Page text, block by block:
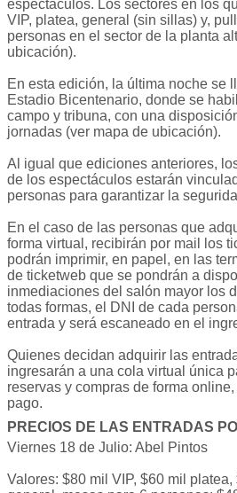
espectáculos. Los sectores en los
VIP, platea, general (sin sillas) y,
personas en el sector de la planta
ubicación).
En esta edición, la última noche se
Estadio Bicentenario, donde se
campo y tribuna, con una
jornadas (ver mapa de ubicación).
Al igual que ediciones anteriores,
de los espectáculos estarán
personas para garantizar la
En el caso de las personas que
forma virtual, recibirán por mail los
podrán imprimir, en papel, en las
de ticketweb que se pondrán a
inmediaciones del salón mayor los
todas formas, el DNI de cada
entrada y será escaneado en el
Quienes decidan adquirir las
ingresarán a una cola virtual única
reservas y compras de forma
pago.
PRECIOS DE LAS ENTRADAS
Viernes 18 de Julio: Abel Pintos
Valores: $80 mil VIP, $60 mil